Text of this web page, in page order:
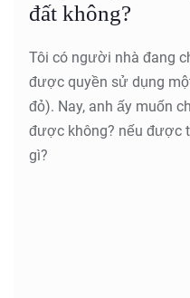
đất không?
Tôi có người nhà đang
được quyền sử dụng
đỏ). Nay, anh ấy muốn
được không? nếu được
gì?